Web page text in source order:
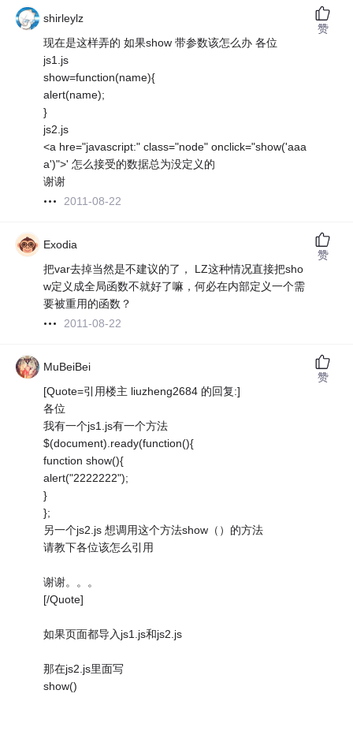
shirleylz
现在是这样弄的 如果show 带参数该怎么办 各位
js1.js
show=function(name){
alert(name);
}
js2.js
<a hre="javascript:" class="node" onclick="show('aaa
a')">' 怎么接受的数据总为没定义的
谢谢
2011-08-22
赞
Exodia
把var去掉当然是不建议的了， LZ这种情况直接把sho
w定义成全局函数不就好了嘛，何必在内部定义一个需
要被重用的函数？
2011-08-22
赞
MuBeiBei
[Quote=引用楼主 liuzheng2684 的回复:]
各位
我有一个js1.js有一个方法
$(document).ready(function(){
function show(){
alert("2222222");
}
};
另一个js2.js 想调用这个方法show（）的方法
请教下各位该怎么引用
谢谢。。。
[/Quote]
如果页面都导入js1.js和js2.js
那在js2.js里面写
show()
赞